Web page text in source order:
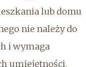
lub domu
nie należy do
i wymaga
umiejętności,